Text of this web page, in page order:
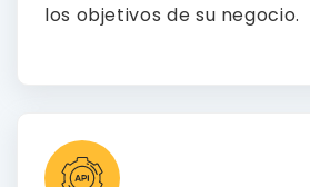
los objetivos de su negocio.